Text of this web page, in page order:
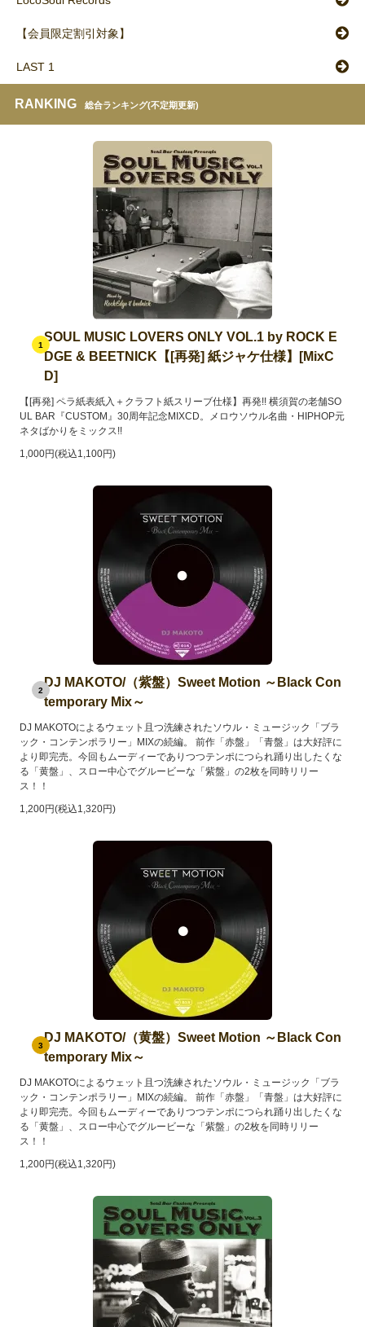
【会員限定割引対象】
LAST 1
RANKING 総合ランキング(不定期更新)
1
SOUL MUSIC LOVERS ONLY VOL.1 by ROCK E
DGE & BEETNICK【[再発] 紙ジャケ仕様】[MixC
D]
【[再発] ペラ紙表紙入＋クラフト紙スリーブ仕様】再発!! 横須賀の老舗SO
UL BAR『CUSTOM』30周年記念MIXCD。メロウソウル名曲・HIPHOP元
ネタばかりをミックス!!
1,000円(税込1,100円)
2
DJ MAKOTO/（紫盤）Sweet Motion ～Black Con
temporary Mix～
DJ MAKOTOによるウェット且つ洗練されたソウル・ミュージック「ブラ
ック・コンテンポラリー」MIXの続編。 前作「赤盤」「青盤」は大好評に
より即完売。今回もムーディーでありつつテンポにつられ踊り出したくな
る「黄盤」、スロー中心でグルービーな「紫盤」の2枚を同時リリー
ス！！
1,200円(税込1,320円)
3
DJ MAKOTO/（黄盤）Sweet Motion ～Black Con
temporary Mix～
DJ MAKOTOによるウェット且つ洗練されたソウル・ミュージック「ブラ
ック・コンテンポラリー」MIXの続編。 前作「赤盤」「青盤」は大好評に
より即完売。今回もムーディーでありつつテンポにつられ踊り出したくな
る「黄盤」、スロー中心でグルービーな「紫盤」の2枚を同時リリー
ス！！
1,200円(税込1,320円)